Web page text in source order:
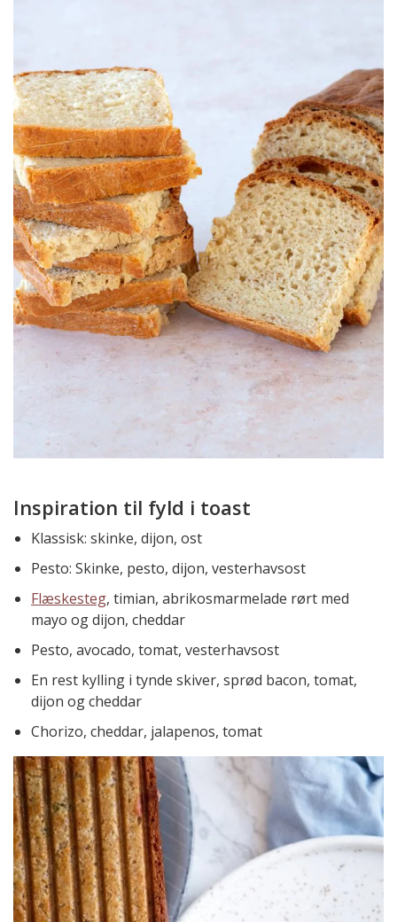
Inspiration til fyld i toast
Klassisk: skinke, dijon, ost
Pesto: Skinke, pesto, dijon, vesterhavsost
Flæskesteg, timian, abrikosmarmelade rørt med
mayo og dijon, cheddar
Pesto, avocado, tomat, vesterhavsost
En rest kylling i tynde skiver, sprød bacon, tomat,
dijon og cheddar
Chorizo, cheddar, jalapenos, tomat